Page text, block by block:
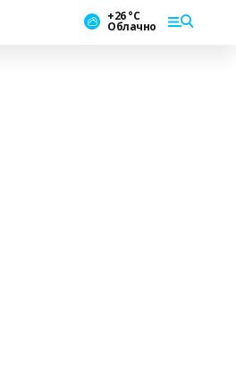
+26 °С
Облачно